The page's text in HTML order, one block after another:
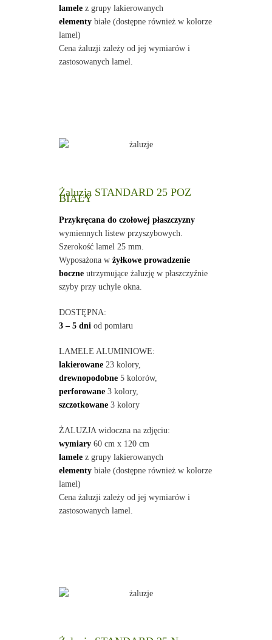
lamelez grupy lakierowanych
elementybiałe (dostępne również w kolorze
lamel)
Cena żaluzji zależy od jej wymiarów i
zastosowanych lamel.
Żaluzja STANDARD 25 POZ
BIAŁY
Przykręcana do czołowej płaszczyzny
wymiennych listew przyszybowych.
Szerokość lamel 25 mm.
Wyposażona w żyłkowe prowadzenie
boczneutrzymujące żaluzję w płaszczyźnie
szyby przy uchyle okna.
DOSTĘPNA:
3 – 5 dni od pomiaru
LAMELE ALUMINIOWE:
lakierowane23 kolory,
drewnopodobne5 kolorów,
perforowane3 kolory,
szczotkowane3 kolory
ŻALUZJA widoczna na zdjęciu:
wymiary60 cm x 120 cm
lamelez grupy lakierowanych
elementybiałe (dostępne również w kolorze
lamel)
Cena żaluzji zależy od jej wymiarów i
zastosowanych lamel.